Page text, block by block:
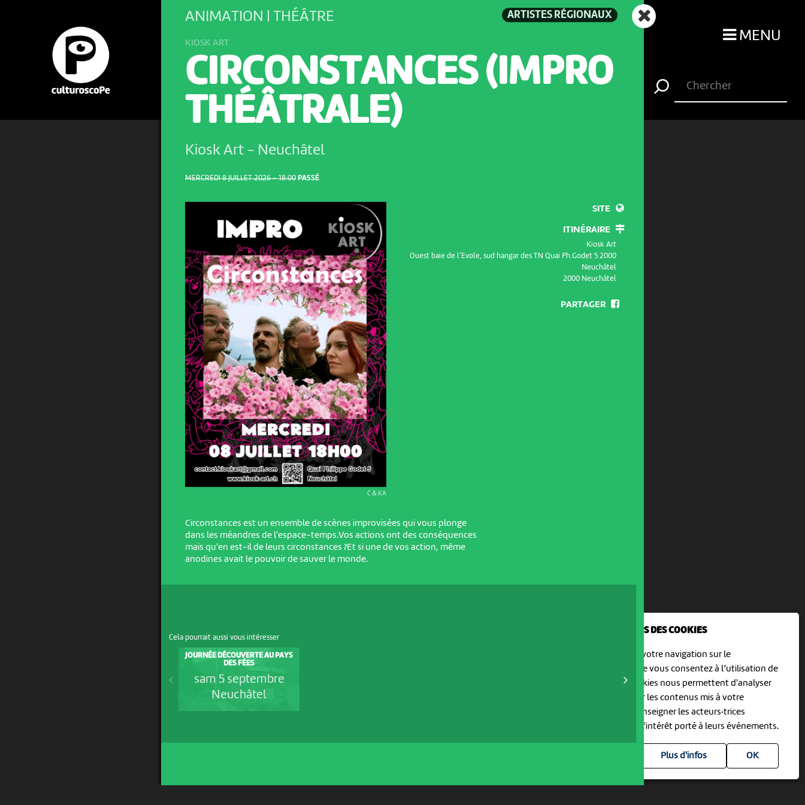
NOUS UTILISONS DES COOKIES
En poursuivant votre navigation sur le
culturoscoPe site vous consentez à l’utilisation de
cookies. Les cookies nous permettent d'analyser
le trafic, d’affiner les contenus mis à votre
disposition et renseigner les acteurs·trices
culturel·le·s sur l'intérêt porté à leurs événements.
Plus d'infos
MENU
MERCREDI 8 JUILLET 2026 – 18:00 PASSÉ
C & KA
ARTISTES RÉGIONAUX
ANIMATION | THÉÂTRE
KIOSK ART
CIRCONSTANCES (IMPRO
THÉÂTRALE)
Kiosk Art - Neuchâtel
Circonstances est un ensemble de scènes improvisées qui vous plonge
dans les méandres de l'espace-temps.Vos actions ont des conséquences
mais qu'en est-il de leurs circonstances ?Et si une de vos action, même
anodines avait le pouvoir de sauver le monde.
SITE
ITINÉRAIRE
Kiosk Art
Ouest baie de l’Evole, sud hangar des TN Quai Ph.Godet 5 2000
Neuchâtel
2000 Neuchâtel
PARTAGER
Cela pourrait aussi vous intéresser
JOURNÉE DÉCOUVERTE AU PAYS
DES FÉES
sam 5 septembre
Neuchâtel